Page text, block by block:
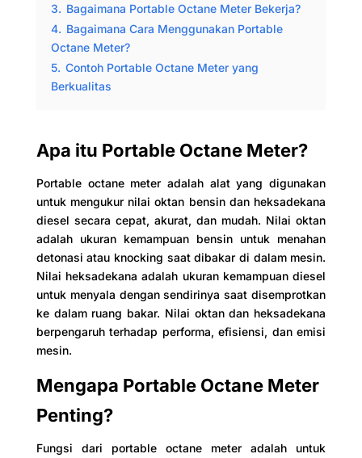
3. Bagaimana Portable Octane Meter Bekerja?
4. Bagaimana Cara Menggunakan Portable
Octane Meter?
5. Contoh Portable Octane Meter yang
Berkualitas
Apa itu Portable Octane Meter?
Portable octane meter adalah alat yang digunakan
untuk mengukur nilai oktan bensin dan heksadekana
diesel secara cepat, akurat, dan mudah. Nilai oktan
adalah ukuran kemampuan bensin untuk menahan
detonasi atau knocking saat dibakar di dalam mesin.
Nilai heksadekana adalah ukuran kemampuan diesel
untuk menyala dengan sendirinya saat disemprotkan
ke dalam ruang bakar. Nilai oktan dan heksadekana
berpengaruh terhadap performa, efisiensi, dan emisi
mesin.
Mengapa Portable Octane Meter
Penting?
Fungsi dari portable octane meter adalah untuk